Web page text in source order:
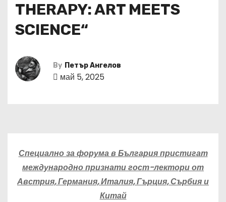
THERAPY: ART MEETS
SCIENCE“
By Петър Ангелов
май 5, 2025
Специално за форума в България пристигат
международно признати гост-лектори от
Австрия, Германия, Италия, Гърция, Сърбия и
Китай